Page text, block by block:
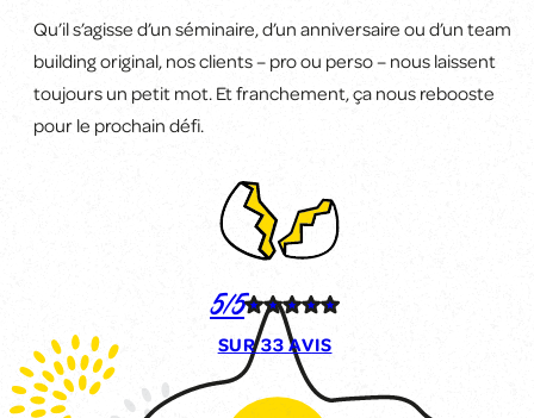
Qu’il s’agisse d’un séminaire, d’un anniversaire ou d’un team
building original, nos clients– pro ou perso– nous laissent
toujours un petit mot. Et franchement, ça nous rebooste
pour le prochain défi.
5/5
SUR33 AVIS